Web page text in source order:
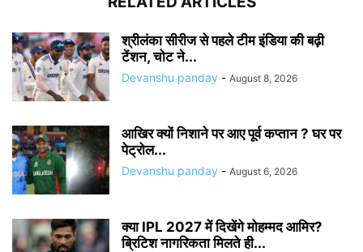
श्रीलंका सीरीज से पहले टीम इंडिया की बढ़ी
टेंशन, चोट ने...
Devanshu panday - August 8, 2026
आखिर क्यों निशाने पर आए पूर्व कप्तान ? घर पर
पेट्रोल...
Devanshu panday - August 6, 2026
क्या IPL 2027 में दिखेंगे मोहम्मद आमिर?
ब्रिटिश नागरिकता मिलते ही...